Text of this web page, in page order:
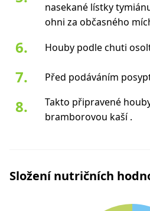
nasekané lístky
ohni za občasného
Houby podle chuti
Před podáváním
Takto připravené
bramborovou kaší .
Složení nutričních